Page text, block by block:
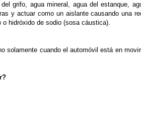
grifo, agua mineral, agua del estanque,
y actuar como un aislante causando una
hidróxido de sodio (sosa cáustica).
solamente cuando el automóvil está en